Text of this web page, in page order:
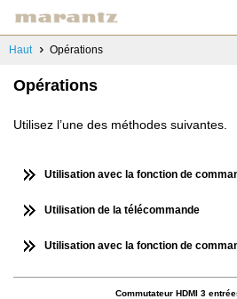
Haut Opérations
Opérations
Utilisez l’une des méthodes suivantes.
Utilisation avec la fonction de
Utilisation de la télécommande
Utilisation avec la fonction de
Commutateur HDMI 3